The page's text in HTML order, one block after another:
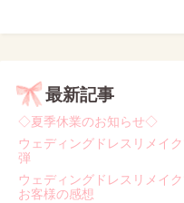
最新記事
◇夏季休業のお知らせ◇
ウェディングドレスリメイ
弾
ウェディングドレスリメイ
お客様の感想